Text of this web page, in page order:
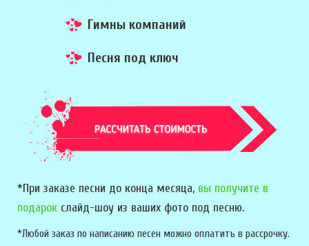
Гимны компаний
Песня под ключ
*При заказе песни до конца месяца, вы получите в
подарок слайд-шоу из ваших фото под песню.
*Любой заказ по написанию песен можно оплатить в рассрочку.